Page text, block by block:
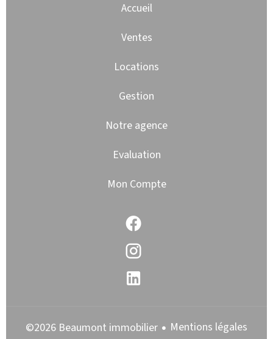
Accueil
Ventes
Locations
Gestion
Notre agence
Evaluation
Mon Compte
©2026 Beaumont immobilier
Mentions légales